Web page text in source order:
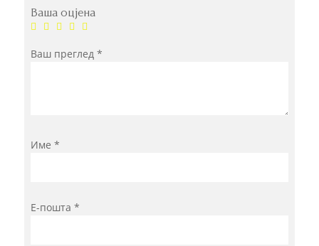
Ваша оцјена
Ваш преглед *
Име *
Е-пошта *